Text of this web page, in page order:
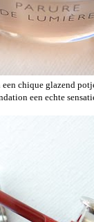
een chique glazend
een echte